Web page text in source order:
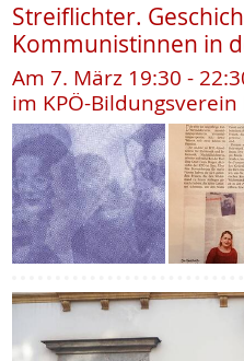
Streiflichter.
Kommunistinnen in
Am 7. März 19:30 -
im KPÖ-Bildungsverein